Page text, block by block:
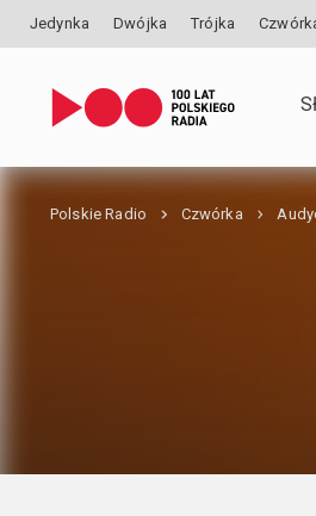
Jedynka Dwójka Trójka
Polskie Radio Czwórka